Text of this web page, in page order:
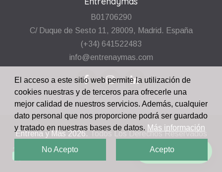
¡Escríbenos!
B01706290
C/ Duque de Sesto 11, 28009, Madrid. España
(+34) 641522483
info@entrenaymas.com
Entrena y Mas 2026. Todos Los Derechos Reservados
El acceso a este sitio web permite la utilización de
cookies nuestras y de terceros para ofrecerle una
mejor calidad de nuestros servicios. Además, cualquier
dato personal que nos proporcione podrá ser guardado
y tratado en nuestras bases de datos. Más información
No Acepto Acepto